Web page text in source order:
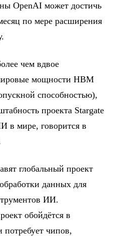
OpenAI может достичь
по мере расширения
чем вдвое
мощности HBM
способностью),
проекта Stargate
в мире, говорится в
глобальный проект
данных для
ИИ.
обойдётся в
чипов,